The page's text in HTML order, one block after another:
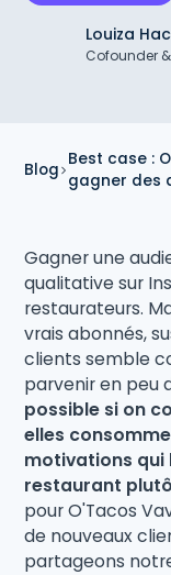
Louiza
Cofounder &
Blog
Best case :
gagner des
Gagner une
qualitative sur
restaurateurs.
vrais abonnés,
clients semble
parvenir en peu
possible si on
elles
motivations qui
restaurant
pour O'Tacos
de nouveaux
partageons